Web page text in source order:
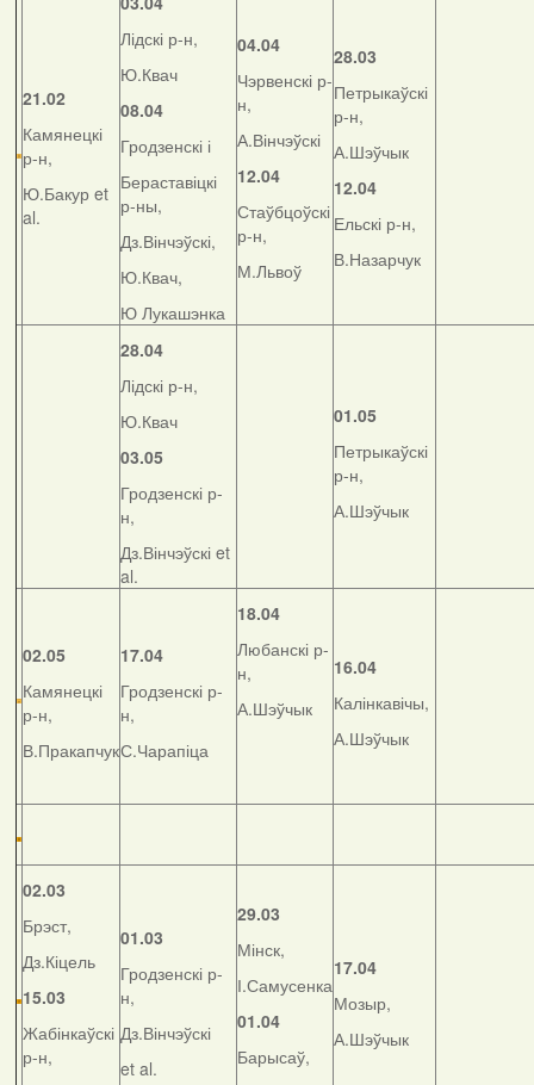
21.02
Камянецкі
р-н,
Ю.Бакур et
al.
Лідскі р-н,
Ю.Квач
08.04
Гродзенскі і
Бераставіцкі
р-ны,
Дз.Вінчэўскі,
Ю.Квач,
Ю Лукашэнка
04.04
Чэрвенскі р-
н,
А.Вінчэўскі
12.04
Стаўбцоўскі
р-н,
М.Львоў
28.03
Петрыкаўскі
р-н,
А.Шэўчык
12.04
Ельскі р-н,
В.Назарчук
28.04
Лідскі р-н,
Ю.Квач
03.05
Гродзенскі р-
н,
Дз.Вінчэўскі et
al.
01.05
Петрыкаўскі
р-н,
А.Шэўчык
02.05
Камянецкі
р-н,
В.Пракапчук
17.04
Гродзенскі р-
н,
С.Чарапіца
18.04
Любанскі р-
н,
А.Шэўчык
16.04
Калінкавічы,
А.Шэўчык
02.03
Брэст,
Дз.Кіцель
15.03
Жабінкаўскі
р-н,
01.03
Гродзенскі р-
н,
Дз.Вінчэўскі
et al.
29.03
Мінск,
І.Самусенка
01.04
Барысаў,
17.04
Мозыр,
А.Шэўчык